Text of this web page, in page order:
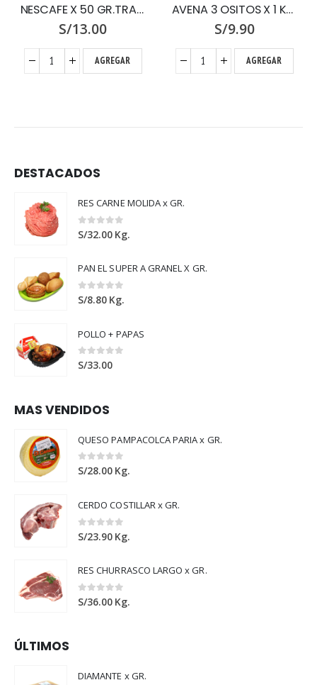
NESCAFE X 50 GR.TRADICION FCO.
S/13.00
AGREGAR
AVENA 3 OSITOS X 1 KG.PREMIUM
S/9.90
AGREGAR
DESTACADOS
RES CARNE MOLIDA x GR.
0out of 5
S/32.00 Kg.
PAN EL SUPER A GRANEL X GR.
0out of 5
S/8.80 Kg.
POLLO + PAPAS
0out of 5
S/33.00
MAS VENDIDOS
QUESO PAMPACOLCA PARIA x GR.
0out of 5
S/28.00 Kg.
CERDO COSTILLAR x GR.
0out of 5
S/23.90 Kg.
RES CHURRASCO LARGO x GR.
0out of 5
S/36.00 Kg.
ÚLTIMOS
DIAMANTE x GR.